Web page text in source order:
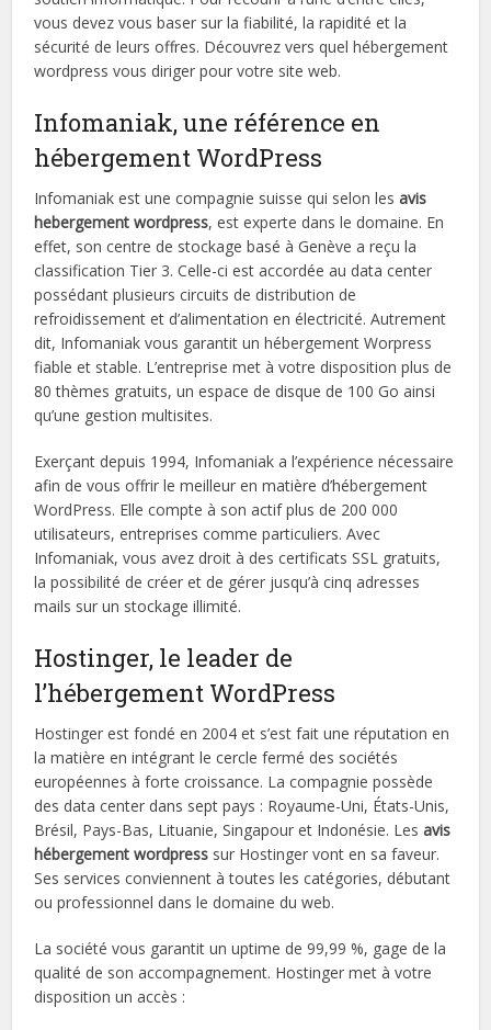
vous devez vous baser sur la fiabilité, la rapidité et la
sécurité de leurs offres. Découvrez vers quel hébergement
wordpress vous diriger pour votre site web.
Infomaniak, une référence en
hébergement WordPress
Infomaniak est une compagnie suisse qui selon lesavis
hebergement wordpress, est experte dans le domaine. En
effet, son centre de stockage basé à Genève a reçu la
classification Tier 3. Celle-ci est accordée au data center
possédant plusieurs circuits de distribution de
refroidissement et d’alimentation en électricité. Autrement
dit, Infomaniak vous garantit un hébergement Worpress
fiable et stable. L’entreprise met à votre disposition plus de
80 thèmes gratuits, un espace de disque de 100 Go ainsi
qu’une gestion multisites.
Exerçant depuis 1994, Infomaniak a l’expérience nécessaire
afin de vous offrir le meilleur en matière d’hébergement
WordPress. Elle compte à son actif plus de 200 000
utilisateurs, entreprises comme particuliers. Avec
Infomaniak, vous avez droit à des certificats SSL gratuits,
la possibilité de créer et de gérer jusqu’à cinq adresses
mails sur un stockage illimité.
Hostinger, le leader de
l’hébergement WordPress
Hostinger est fondé en 2004 et s’est fait une réputation en
la matière en intégrant le cercle fermé des sociétés
européennes à forte croissance. La compagnie possède
des data center dans sept pays : Royaume-Uni, États-Unis,
Brésil, Pays-Bas, Lituanie, Singapour et Indonésie. Lesavis
hébergement wordpress sur Hostinger vont en sa faveur.
Ses services conviennent à toutes les catégories, débutant
ou professionnel dans le domaine du web.
La société vous garantit un uptime de 99,99 %, gage de la
qualité de son accompagnement. Hostinger met à votre
disposition un accès :